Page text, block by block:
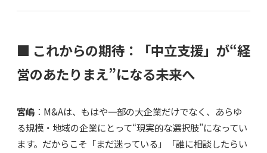
■ これからの期待：「中立支援」が“経
営のあたりまえ”になる未来へ
宮嶋 ：M&Aは、もはや一部の大企業だけでなく、あらゆ
る規模・地域の企業にとって“現実的な選択肢”になってい
ます。だからこそ「まだ迷っている」「誰に相談したらい